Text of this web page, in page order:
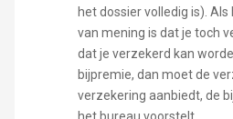
het dossier volledig is).
van mening is dat je toch
dat je verzekerd kan
bijpremie, dan moet de
verzekering aanbiedt, de